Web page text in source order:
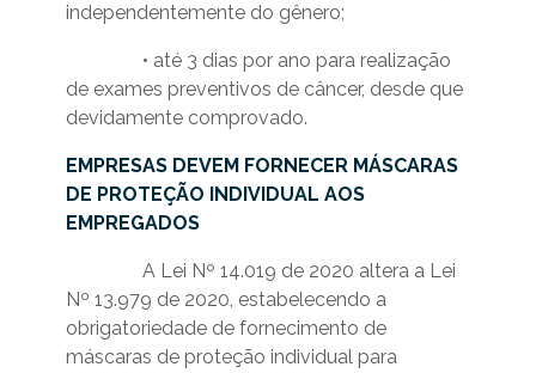
independentemente do gênero;
• até 3 dias por ano para realização
de exames preventivos de câncer, desde que
devidamente comprovado.
EMPRESAS DEVEM FORNECER MÁSCARAS
DE PROTEÇÃO INDIVIDUAL AOS
EMPREGADOS
A Lei Nº 14.019 de 2020 altera a Lei
Nº 13.979 de 2020, estabelecendo a
obrigatoriedade de fornecimento de
máscaras de proteção individual para